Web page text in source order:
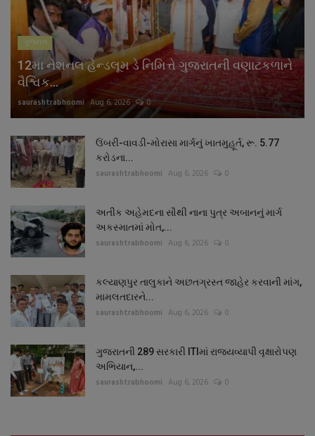
ગુજરાત
12મા નેશનલ હેન્ડલૂમ ડે નિમિત્તે ગુજરાતની વણાટકળાને
વૈશ્વિક...
saurashtrabhoomi Aug 6, 2026 0
ઉંબરી-વાવડી-મોરાસા માર્ગનું ખાતમુહૂર્ત, રૂ. 5.77
કરોડના...
saurashtrabhoomi Aug 6, 2026 0
અતીક અહેમદના સૌથી નાના પુત્ર અબાનનું માર્ગ
અકસ્માતમાં મોત,...
saurashtrabhoomi Aug 6, 2026 0
કલ્યાણપુર તાલુકાને અછતગ્રસ્ત જાહેર કરવાની માંગ,
મામલતદારને...
saurashtrabhoomi Aug 6, 2026 0
ગુજરાતની 289 સરકારી ITIમાં રાજ્યવ્યાપી વૃક્ષારોપણ
અભિયાન,...
saurashtrabhoomi Aug 6, 2026 0